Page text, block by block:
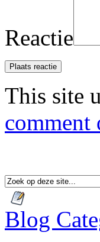
Reactie
This site
comment
Blog